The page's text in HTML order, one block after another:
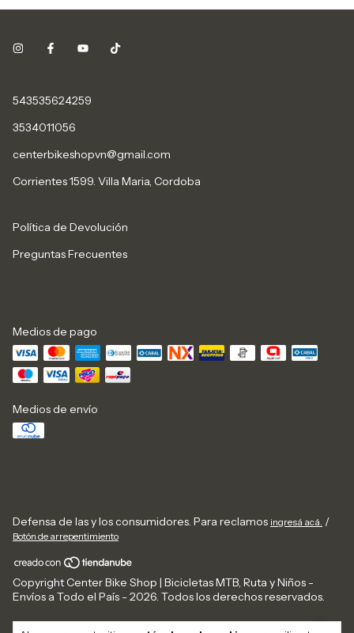
543535624259
3534011056
centerbikeshopvn@gmail.com
Corrientes 1599. Villa Maria, Cordoba
Política de Devolución
Preguntas Frecuentes
Medios de pago
Medios de envío
Defensa de las y los consumidores. Para reclamos ingresá acá. /
Botón de arrepentimiento
Copyright Center Bike Shop | Bicicletas MTB, Ruta y Niños -
Envíos a Todo el País - 2026. Todos los derechos reservados.